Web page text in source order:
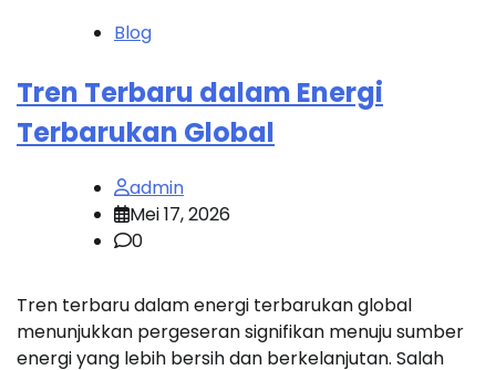
Blog
Tren Terbaru dalam Energi
Terbarukan Global
admin
Mei 17, 2026
0
Tren terbaru dalam energi terbarukan global
menunjukkan pergeseran signifikan menuju sumber
energi yang lebih bersih dan berkelanjutan. Salah